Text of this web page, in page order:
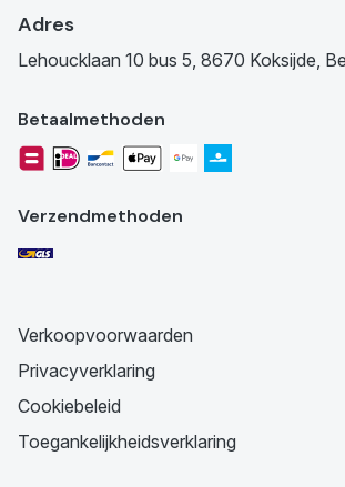
Adres
Lehoucklaan 10 bus 5, 8670 Koksijde,
Betaalmethoden
Verzendmethoden
Verkoopvoorwaarden
Privacyverklaring
Cookiebeleid
Toegankelijkheidsverklaring